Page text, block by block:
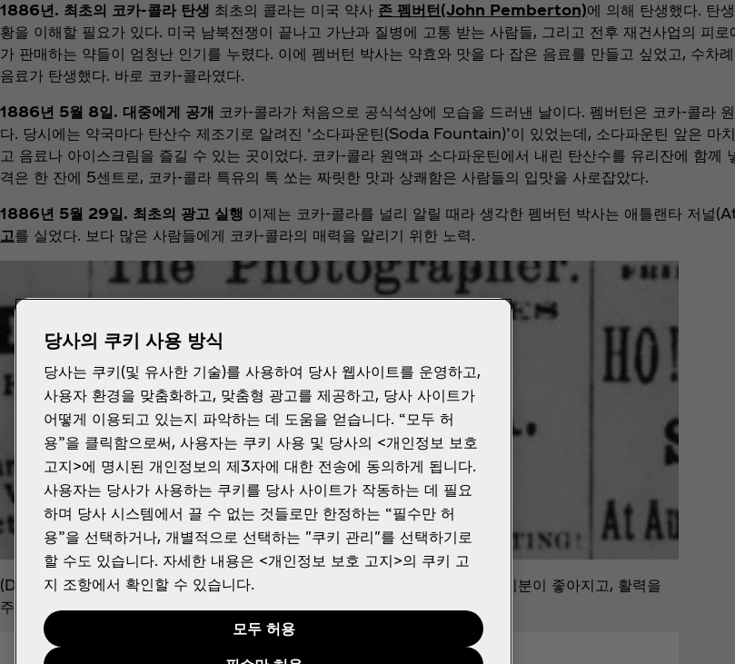
1886년. 최초의 코카-콜라 탄생 최초의 콜라는 미국 약사 존 펨버턴(John Pemberton)에 의해 탄생했다. 탄
황을 이해할 필요가 있다. 미국 남북전쟁이 끝나고 가난과 질병에 고통 받는 사람들, 그리고 전후 재건사업의 피
가 판매하는 약들이 엄청난 인기를 누렸다. 이에 펨버턴 박사는 약효와 맛을 다 잡은 음료를 만들고 싶었고, 수차
음료가 탄생했다. 바로 코카-콜라였다.
1886년 5월 8일. 대중에게 공개 코카-콜라가 처음으로 공식석상에 모습을 드러낸 날이다. 펨버턴은 코카-콜라
다. 당시에는 약국마다 탄산수 제조기로 알려진 ‘소다파운틴(Soda Fountain)’이 있었는데, 소다파운틴 앞은 마
고 음료나 아이스크림을 즐길 수 있는 곳이었다. 코카-콜라 원액과 소다파운틴에서 내린 탄산수를 유리잔에 함께
격은 한 잔에 5센트로, 코카-콜라 특유의 톡 쏘는 짜릿한 맛과 상쾌함은 사람들의 입맛을 사로잡았다.
1886년 5월 29일. 최초의 광고 실행 이제는 코카-콜라를 널리 알릴 때라 생각한 펨버턴 박사는 애틀랜타 저
고를 실었다. 보다 많은 사람들에게 코카-콜라의 매력을 알리기 위한 노력.
(Delicious! Refreshing! Exhilarating! Invigorating! (맛있고, 상쾌하고, 기분이 좋아지고, 활력을
주는 음료))
당사의 쿠키 사용 방식
당사는 쿠키(및 유사한 기술)를 사용하여 당사 웹사이트를 운영하고,
사용자 환경을 맞춤화하고, 맞춤형 광고를 제공하고, 당사 사이트가
어떻게 이용되고 있는지 파악하는 데 도움을 얻습니다. “모두 허
용”을 클릭함으로써, 사용자는 쿠키 사용 및 당사의 <개인정보 보호
고지>에 명시된 개인정보의 제3자에 대한 전송에 동의하게 됩니다.
사용자는 당사가 사용하는 쿠키를 당사 사이트가 작동하는 데 필요
하며 당사 시스템에서 끌 수 없는 것들로만 한정하는 “필수만 허
용”을 선택하거나, 개별적으로 선택하는 "쿠키 관리"를 선택하기로
할 수도 있습니다. 자세한 내용은 <개인정보 보호 고지>의 쿠키 고
지 조항에서 확인할 수 있습니다.
모두 허용